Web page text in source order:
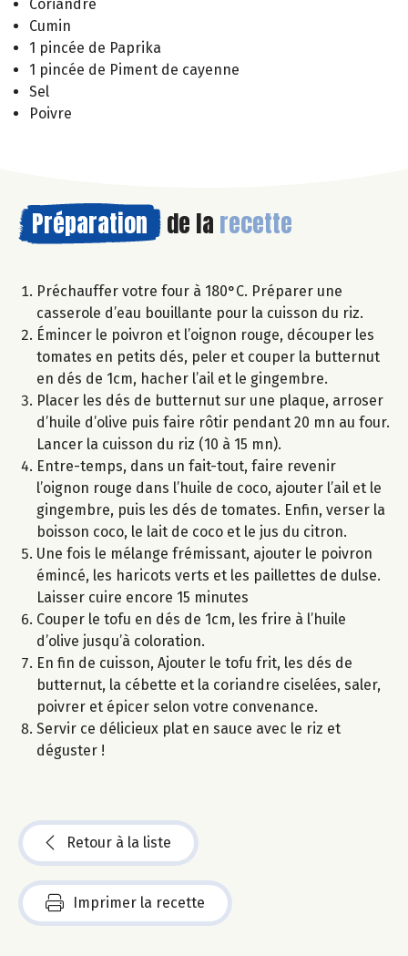
Coriandre
Cumin
1 pincée de Paprika
1 pincée de Piment de cayenne
Sel
Poivre
Préparation de la recette
Préchauffer votre four à 180°C. Préparer une
casserole d’eau bouillante pour la cuisson du riz.
Émincer le poivron et l’oignon rouge, découper les
tomates en petits dés, peler et couper la butternut
en dés de 1cm, hacher l’ail et le gingembre.
Placer les dés de butternut sur une plaque, arroser
d’huile d’olive puis faire rôtir pendant 20 mn au four.
Lancer la cuisson du riz (10 à 15 mn).
Entre-temps, dans un fait-tout, faire revenir
l’oignon rouge dans l’huile de coco, ajouter l’ail et le
gingembre, puis les dés de tomates. Enfin, verser la
boisson coco, le lait de coco et le jus du citron.
Une fois le mélange frémissant, ajouter le poivron
émincé, les haricots verts et les paillettes de dulse.
Laisser cuire encore 15 minutes
Couper le tofu en dés de 1cm, les frire à l’huile
d’olive jusqu’à coloration.
En fin de cuisson, Ajouter le tofu frit, les dés de
butternut, la cébette et la coriandre ciselées, saler,
poivrer et épicer selon votre convenance.
Servir ce délicieux plat en sauce avec le riz et
déguster !
Retour à la liste
Imprimer la recette